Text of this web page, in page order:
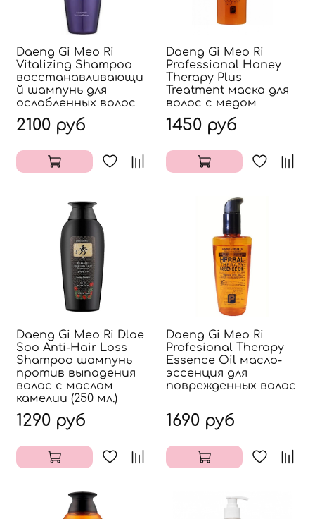
Daeng Gi Meo Ri
Vitalizing Shampoo
восстанавливающи
й шампунь для
ослабленных волос
2100 руб
Daeng Gi Meo Ri
Professional Honey
Therapy Plus
Treatment маска для
волос с медом
1450 руб
Daeng Gi Meo Ri Dlae
Soo Anti-Hair Loss
Shampoo шампунь
против выпадения
волос с маслом
камелии (250 мл.)
1290 руб
Daeng Gi Meo Ri
Profesional Therapy
Essence Oil масло-
эссенция для
поврежденных волос
1690 руб